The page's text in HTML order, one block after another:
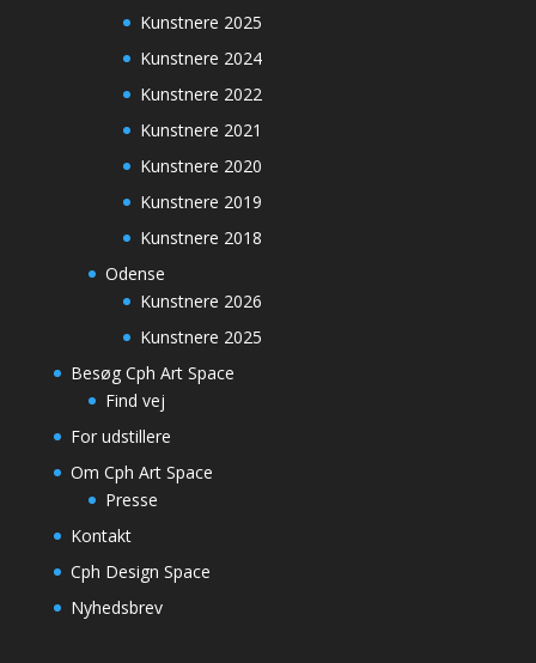
Kunstnere 2025
Kunstnere 2024
Kunstnere 2022
Kunstnere 2021
Kunstnere 2020
Kunstnere 2019
Kunstnere 2018
Odense
Kunstnere 2026
Kunstnere 2025
Besøg Cph Art Space
Find vej
For udstillere
Om Cph Art Space
Presse
Kontakt
Cph Design Space
Nyhedsbrev